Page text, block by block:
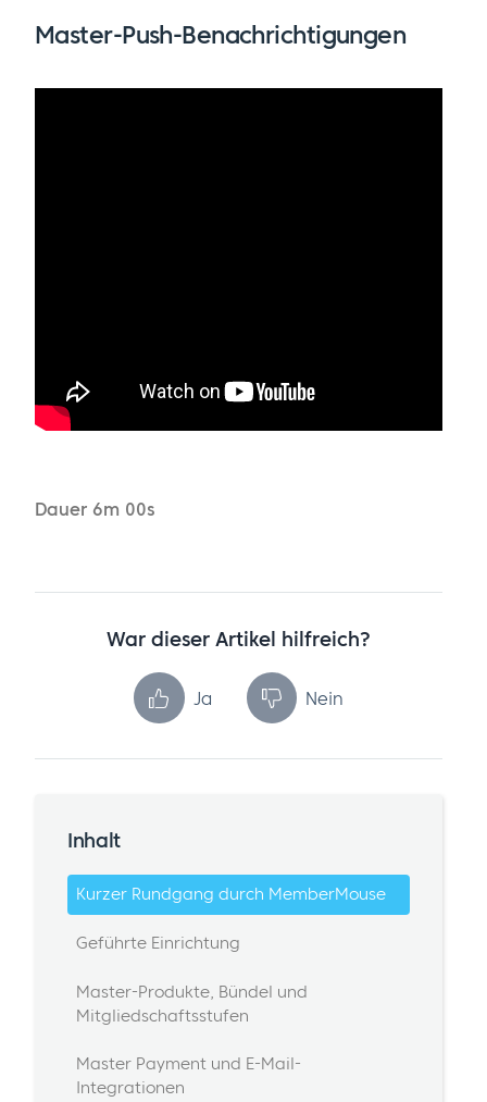
Master-Push-Benachrichtigungen
Dauer 6m 00s
War dieser Artikel hilfreich?
Ja Nein
Inhalt
Kurzer Rundgang durch MemberMouse
Geführte Einrichtung
Master-Produkte, Bündel und
Mitgliedschaftsstufen
Master Payment und E-Mail-
Integrationen